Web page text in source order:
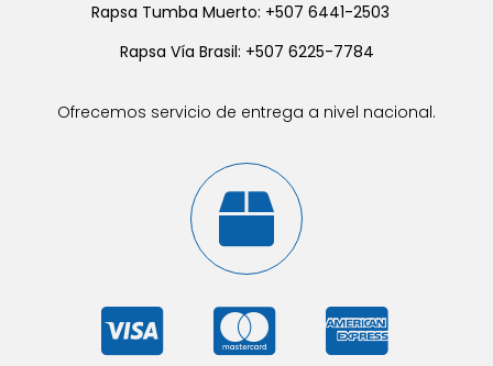
Rapsa Tumba Muerto: +507 6441-2503
Rapsa Vía Brasil: +507 6225-7784
Ofrecemos servicio de entrega a nivel nacional.